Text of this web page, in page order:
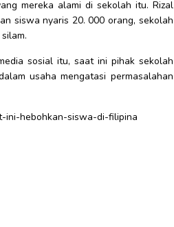
mereka alami di sekolah itu. Rizal
siswa nyaris 20. 000 orang, sekolah
sosial itu, saat ini pihak sekolah
usaha mengatasi permasalahan
ini-hebohkan-siswa-di-filipina